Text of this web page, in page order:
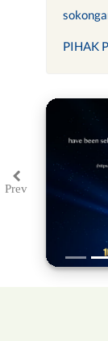
PIHAK
PrevPrevious